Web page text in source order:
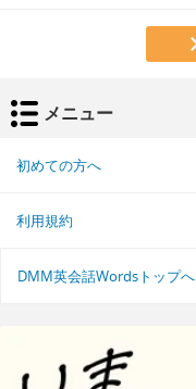
メニュー
初めての方へ
利用規約
DMM英会話Wordsトップへ